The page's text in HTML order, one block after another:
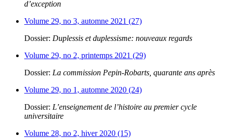
d’exception
Volume 29, no 3, automne 2021 (27)
Dossier: Duplessis et duplessisme: nouveaux regards
Volume 29, no 2, printemps 2021 (29)
Dossier: La commission Pepin-Robarts, quarante ans après
Volume 29, no 1, automne 2020 (24)
Dossier: L’enseignement de l’histoire au premier cycle
universitaire
Volume 28, no 2, hiver 2020 (15)